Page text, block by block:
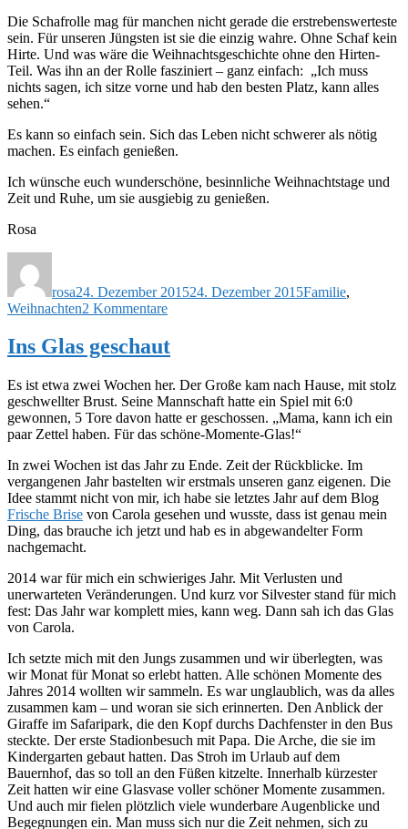
Die Schafrolle mag für manchen nicht gerade die erstrebenswerteste
sein. Für unseren Jüngsten ist sie die einzig wahre. Ohne Schaf kein
Hirte. Und was wäre die Weihnachtsgeschichte ohne den Hirten-
Teil. Was ihn an der Rolle fasziniert – ganz einfach: „Ich muss
nichts sagen, ich sitze vorne und hab den besten Platz, kann alles
sehen.“
Es kann so einfach sein. Sich das Leben nicht schwerer als nötig
machen. Es einfach genießen.
Ich wünsche euch wunderschöne, besinnliche Weihnachtstage und
Zeit und Ruhe, um sie ausgiebig zu genießen.
Rosa
rosa24. Dezember 201524. Dezember 2015Familie,
Weihnachten2 Kommentarezu
Weihnachten
ohne
Ins Glas geschaut
Es ist etwa zwei Wochen her. Der Große kam nach Hause, mit stolz
geschwellter Brust. Seine Mannschaft hatte ein Spiel mit 6:0
gewonnen, 5 Tore davon hatte er geschossen. „Mama, kann ich ein
paar Zettel haben. Für das schöne-Momente-Glas!“
In zwei Wochen ist das Jahr zu Ende. Zeit der Rückblicke. Im
vergangenen Jahr bastelten wir erstmals unseren ganz eigenen. Die
Idee stammt nicht von mir, ich habe sie letztes Jahr auf dem Blog
Frische Brise von Carola gesehen und wusste, dass ist genau mein
Ding, das brauche ich jetzt und hab es in abgewandelter Form
nachgemacht.
2014 war für mich ein schwieriges Jahr. Mit Verlusten und
unerwarteten Veränderungen. Und kurz vor Silvester stand für mich
fest: Das Jahr war komplett mies, kann weg. Dann sah ich das Glas
von Carola.
Ich setzte mich mit den Jungs zusammen und wir überlegten, was
wir Monat für Monat so erlebt hatten. Alle schönen Momente des
Jahres 2014 wollten wir sammeln. Es war unglaublich, was da alles
zusammen kam – und woran sie sich erinnerten. Den Anblick der
Giraffe im Safaripark, die den Kopf durchs Dachfenster in den Bus
steckte. Der erste Stadionbesuch mit Papa. Die Arche, die sie im
Kindergarten gebaut hatten. Das Stroh im Urlaub auf dem
Bauernhof, das so toll an den Füßen kitzelte. Innerhalb kürzester
Zeit hatten wir eine Glasvase voller schöner Momente zusammen.
Und auch mir fielen plötzlich viele wunderbare Augenblicke und
Begegnungen ein. Man muss sich nur die Zeit nehmen, sich zu